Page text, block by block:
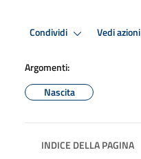
Condividi Vedi azioni
Argomenti:
Nascita
INDICE DELLA PAGINA